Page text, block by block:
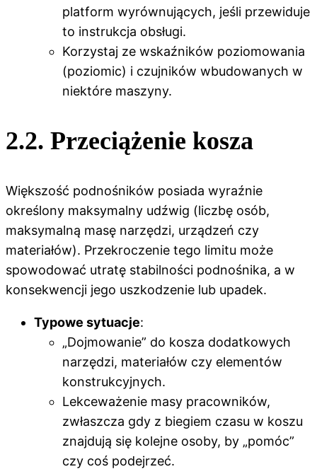
platform wyrównujących, jeśli przewiduje
to instrukcja obsługi.
Korzystaj ze wskaźników poziomowania
(poziomic) i czujników wbudowanych w
niektóre maszyny.
2.2. Przeciążenie kosza
Większość podnośników posiada wyraźnie
określony maksymalny udźwig (liczbę osób,
maksymalną masę narzędzi, urządzeń czy
materiałów). Przekroczenie tego limitu może
spowodować utratę stabilności podnośnika, a w
konsekwencji jego uszkodzenie lub upadek.
Typowe sytuacje:
„Dojmowanie” do kosza dodatkowych
narzędzi, materiałów czy elementów
konstrukcyjnych.
Lekceważenie masy pracowników,
zwłaszcza gdy z biegiem czasu w koszu
znajdują się kolejne osoby, by „pomóc”
czy coś podejrzeć.